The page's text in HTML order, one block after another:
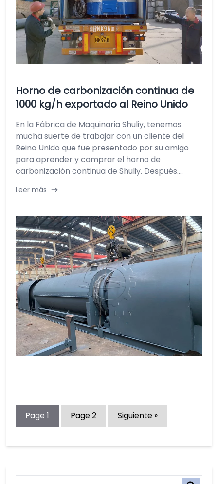
Horno de carbonización continua de
1000 kg/h exportado al Reino Unido
En la Fábrica de Maquinaria Shuliy, tenemos
mucha suerte de trabajar con un cliente del
Reino Unido que fue presentado por su amigo
para aprender y comprar el horno de
carbonización continua de Shuliy. Después....
Leer más
Page 1 Page2 Siguiente »